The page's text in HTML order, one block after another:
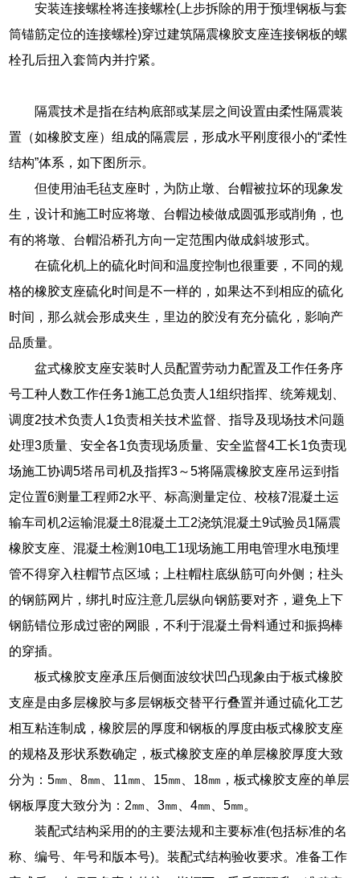
安装连接螺栓将连接螺栓(上步拆除的用于预埋钢板与套
筒锚筋定位的连接螺栓)穿过建筑隔震橡胶支座连接钢板的螺
栓孔后扭入套筒内并拧紧。
隔震技术是指在结构底部或某层之间设置由柔性隔震装
置（如橡胶支座）组成的隔震层，形成水平刚度很小的“柔性
结构”体系，如下图所示。
但使用油毛毡支座时，为防止墩、台帽被拉坏的现象发
生，设计和施工时应将墩、台帽边棱做成圆弧形或削角，也
有的将墩、台帽沿桥孔方向一定范围内做成斜坡形式。
在硫化机上的硫化时间和温度控制也很重要，不同的规
格的橡胶支座硫化时间是不一样的，如果达不到相应的硫化
时间，那么就会形成夹生，里边的胶没有充分硫化，影响产
品质量。
盆式橡胶支座安装时人员配置劳动力配置及工作任务序
号工种人数工作任务1施工总负责人1组织指挥、统筹规划、
调度2技术负责人1负责相关技术监督、指导及现场技术问题
处理3质量、安全各1负责现场质量、安全监督4工长1负责现
场施工协调5塔吊司机及指挥3～5将隔震橡胶支座吊运到指
定位置6测量工程师2水平、标高测量定位、校核7混凝土运
输车司机2运输混凝土8混凝土工2浇筑混凝土9试验员1隔震
橡胶支座、混凝土检测10电工1现场施工用电管理水电预埋
管不得穿入柱帽节点区域；上柱帽柱底纵筋可向外侧；柱头
的钢筋网片，绑扎时应注意几层纵向钢筋要对齐，避免上下
钢筋错位形成过密的网眼，不利于混凝土骨料通过和振捣棒
的穿插。
板式橡胶支座承压后侧面波纹状凹凸现象由于板式橡胶
支座是由多层橡胶与多层钢板交替平行叠置并通过硫化工艺
相互粘连制成，橡胶层的厚度和钢板的厚度由板式橡胶支座
的规格及形状系数确定，板式橡胶支座的单层橡胶厚度大致
分为：5㎜、8㎜、11㎜、15㎜、18㎜，板式橡胶支座的单层
钢板厚度大致分为：2㎜、3㎜、4㎜、5㎜。
装配式结构采用的的主要法规和主要标准(包括标准的名
称、编号、年号和版本号)。装配式结构验收要求。准备工作